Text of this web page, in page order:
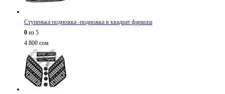
Ступенька подножка -подножка в квадрат фаркопа
0 из 5
4 800 сом